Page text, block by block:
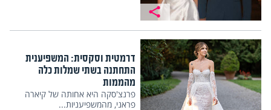
דרמטית וסקסית: המשפיענית
התחתנה בשתי שמלות כלה
מהממות
פרנצ'סקה היא אחותה של קיארה
פראני, מהמשפיעניות...